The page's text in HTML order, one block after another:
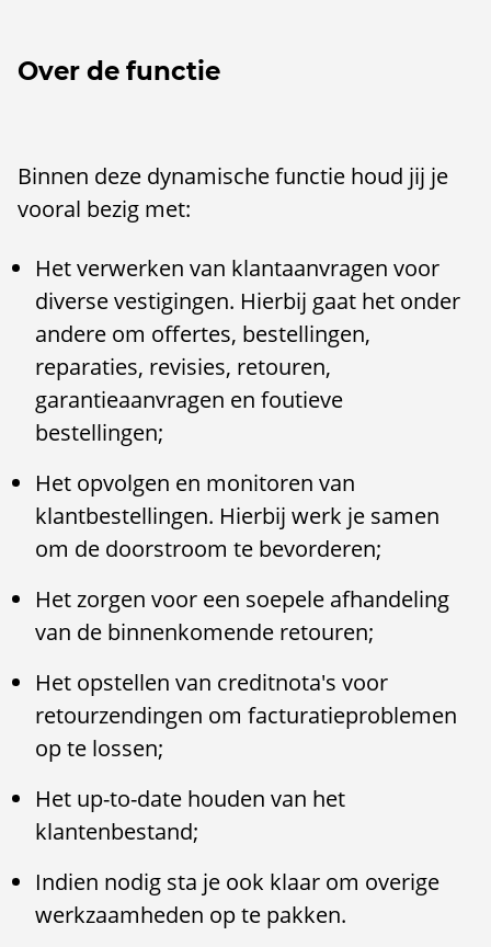
Over de functie
Binnen deze dynamische functie houd jij je
vooral bezig met:
Het verwerken van klantaanvragen voor
diverse vestigingen. Hierbij gaat het onder
andere om offertes, bestellingen,
reparaties, revisies, retouren,
garantieaanvragen en foutieve
bestellingen;
Het opvolgen en monitoren van
klantbestellingen. Hierbij werk je samen
om de doorstroom te bevorderen;
Het zorgen voor een soepele afhandeling
van de binnenkomende retouren;
Het opstellen van creditnota's voor
retourzendingen om facturatieproblemen
op te lossen;
Het up-to-date houden van het
klantenbestand;
Indien nodig sta je ook klaar om overige
werkzaamheden op te pakken.